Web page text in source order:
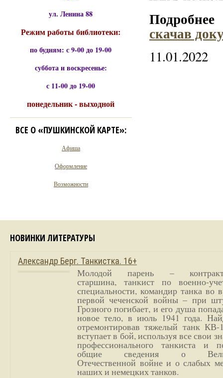
скачав
11.01.2022
ул. Ленина 88
Режим работы библиотеки:
по будням: с 9-00 до 19-00
суббота и воскресенье:
с 11-00 до 19-00
понедельник - выходной
ВСЕ О «ПУШКИНСКОЙ КАРТЕ»:
Афиша
Оформление
Возможности
НОВИНКИ ЛИТЕРАТУРЫ
Александр Берг. Танкистка. 16+
Молодой парень –
старшина, танкист по военно-
специальности, командир танка во
первой чеченской войны – при
Грозного погибает, и его душа
новое тело, в июль 1941 года.
отремонтировав тяжелый танк
вступает в бой, используя все свои
профессионального танкиста и
общие сведения о
Отечественной войне и о слабых
наших и немецких танков.